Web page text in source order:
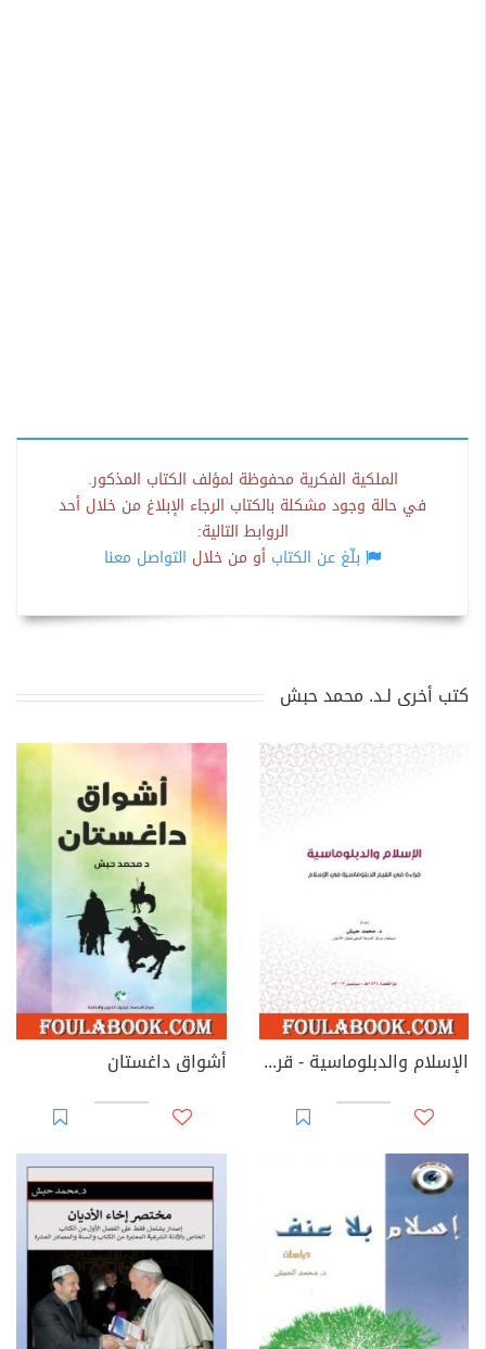
الملكية الفكرية محفوظة لمؤلف الكتاب المذكور.
في حالة وجود مشكلة بالكتاب الرجاء الإبلاغ من خلال أحد
الروابط التالية:
بلّغ عن الكتاب أو من خلال التواصل معنا
كتب أخرى لـد. محمد حبش
الإسلام والدبلوماسية - قراءة في القيم الدبلوماسية في الإسلام أشواق داغستان